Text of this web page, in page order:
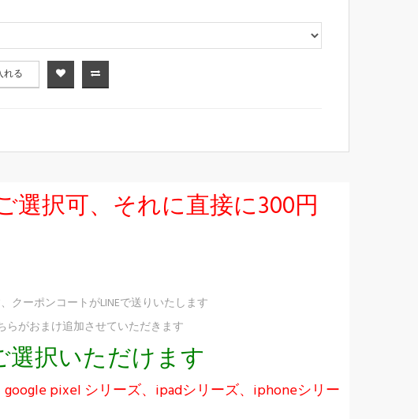
れる
選択可、それに直接に300円
クーポンコートがLINEで送りいたします
がおまけ追加させていただきます
選択いただけます
pixel シリーズ、ipadシリーズ、iphoneシリー